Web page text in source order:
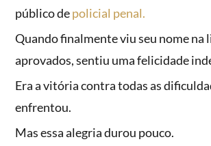
público depolicial penal.
Quando finalmente viu seu nome na
aprovados, sentiu uma felicidade
Era a vitória contra todas as
enfrentou.
Mas essa alegria durou pouco.